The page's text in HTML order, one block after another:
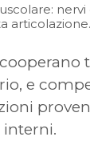
articolazione.
e
interni.